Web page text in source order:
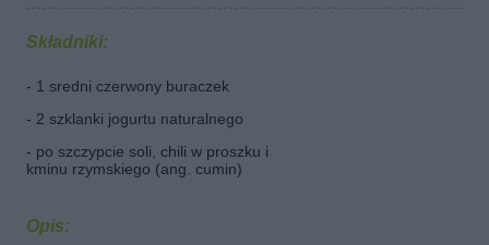
Składniki:
- 1 sredni czerwony buraczek
- 2 szklanki jogurtu naturalnego
- po szczypcie soli, chili w proszku i
kminu rzymskiego (ang. cumin)
Opis: